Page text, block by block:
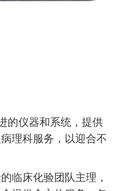
的仪器和系统，提供
理科服务，以迎合不
临床化验团队主理，